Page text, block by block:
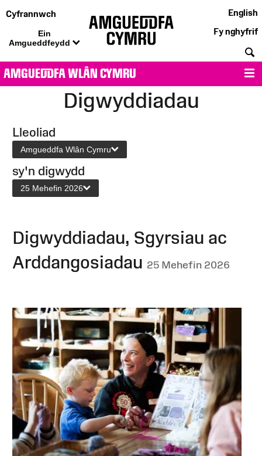
Cyfrannwch
Ein
Amgueddfeydd
English
Fy nghyfrif
AMGUEDDFA WLÂN CYMRU
Digwyddiadau
Lleoliad
Amgueddfa Wlân Cymru
sy'n digwydd
25 Mehefin 2026
Digwyddiadau, Sgyrsiau ac
Arddangosiadau 25 Mehefin 2026